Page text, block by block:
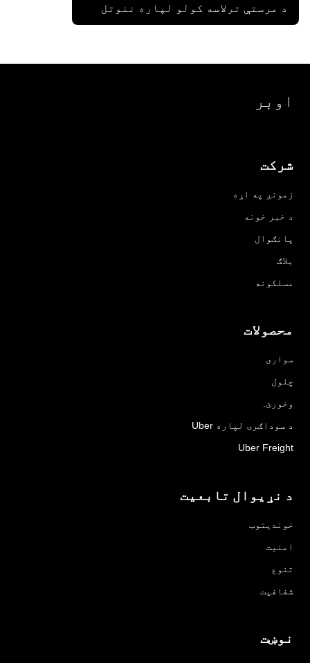
د مرستې ترلاسه کولو لپاره ننوتل
اوبر
شرکت
زمونږ په اړه
د خبر خونه
پانګوال
بلاګ
مسلکونه
محصولات
سواری
چلول
وخورئ.
د سوداګرۍ لپاره Uber
Uber Freight
د نړیوال تابعیت
خوندیتوب
امنیت
تنوع
شفافیت
نوښت